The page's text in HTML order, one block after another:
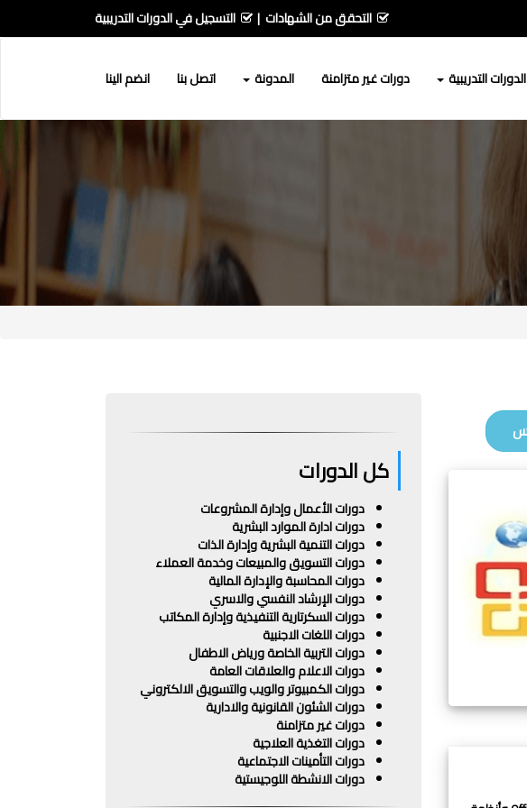
التسجيل في الدورات التدريبية التحقق من الشهادات
الدورات التدريبية دورات غير متزامنة المدونة اتصل بنا انضم الينا
كل الدورات
دورات الأعمال وإدارة المشروعات
دورات ادارة الموارد البشرية
دورات التنمية البشرية وإدارة الذات
دورات التسويق والمبيعات وخدمة العملاء
دورات المحاسبة والإدارة المالية
دورات الإرشاد النفسي والاسري
دورات السكرتارية التنفيذية وإدارة المكاتب
دورات اللغات الاجنبية
دورات التربية الخاصة ورياض الاطفال
دورات الاعلام والعلاقات العامة
دورات الكمبيوتر والويب والتسويق الالكتروني
دورات الشئون القانونية والادارية
دورات غير متزامنة
دورات التغذية العلاجية
دورات التأمينات الاجتماعية
دورات الانشطة اللوجيستية